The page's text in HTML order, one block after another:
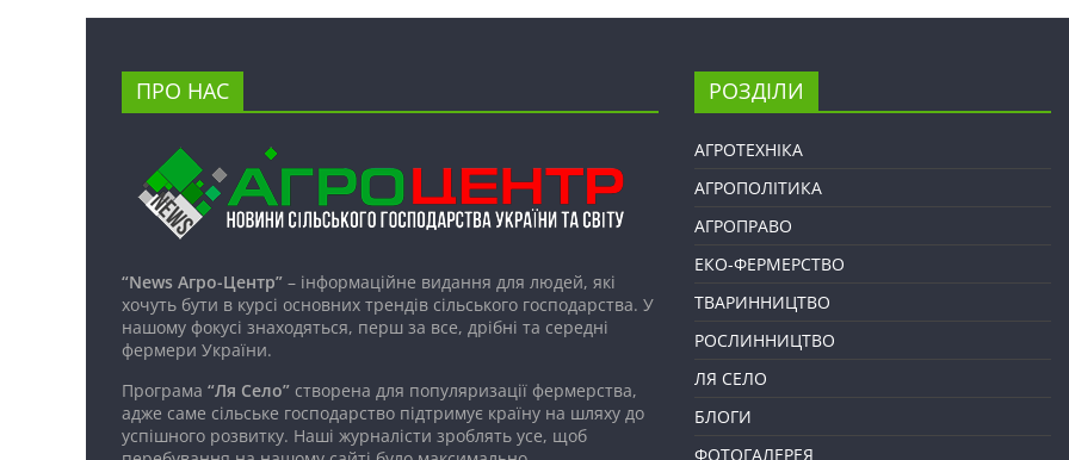
ПРО НАС
“News Агро-Центр” – інформаційне видання для людей, які
хочуть бути в курсі основних трендів сільського господарства. У
нашому фокусі знаходяться, перш за все, дрібні та середні
фермери України.
Програма “Ля Село” створена для популяризації фермерства,
адже саме сільське господарство підтримує країну на шляху до
успішного розвитку. Наші журналісти зроблять усе, щоб
РОЗДІЛИ
АГРОТЕХНІКА
АГРОПОЛІТИКА
АГРОПРАВО
ЕКО-ФЕРМЕРСТВО
ТВАРИННИЦТВО
РОСЛИННИЦТВО
ЛЯ СЕЛО
БЛОГИ
ФОТОГАЛЕРЕЯ